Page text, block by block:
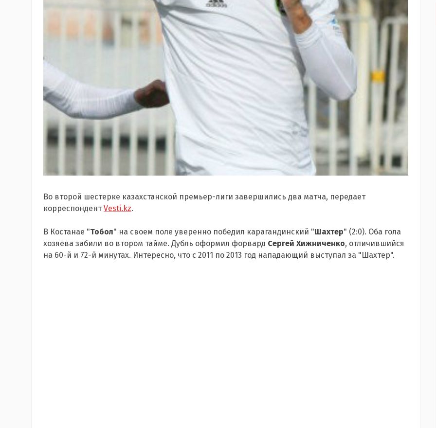
Во второй шестерке казахстанской премьер-лиги завершились два матча, передает
корреспондентVesti.kz.
В Костанае "Тобол" на своем поле уверенно победил карагандинский "Шахтер" (2:0). Оба гола
хозяева забили во втором тайме. Дубль оформил форвард Сергей Хижниченко, отличившийся
на 60-й и 72-й минутах. Интересно, что с 2011 по 2013 год нападающий выступал за "Шахтер".